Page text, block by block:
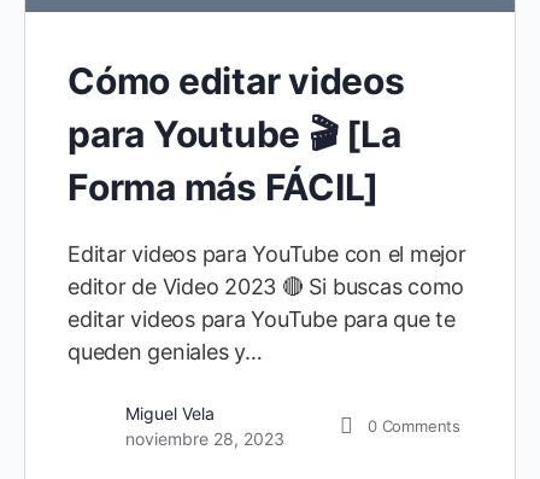
Cómo editar videos
para Youtube 🎬 [La
Forma más FÁCIL]
Editar videos para YouTube con el mejor
editor de Video 2023 🔴 Si buscas como
editar videos para YouTube para que te
queden geniales y…
Miguel Vela
noviembre 28, 2023
0 Comments